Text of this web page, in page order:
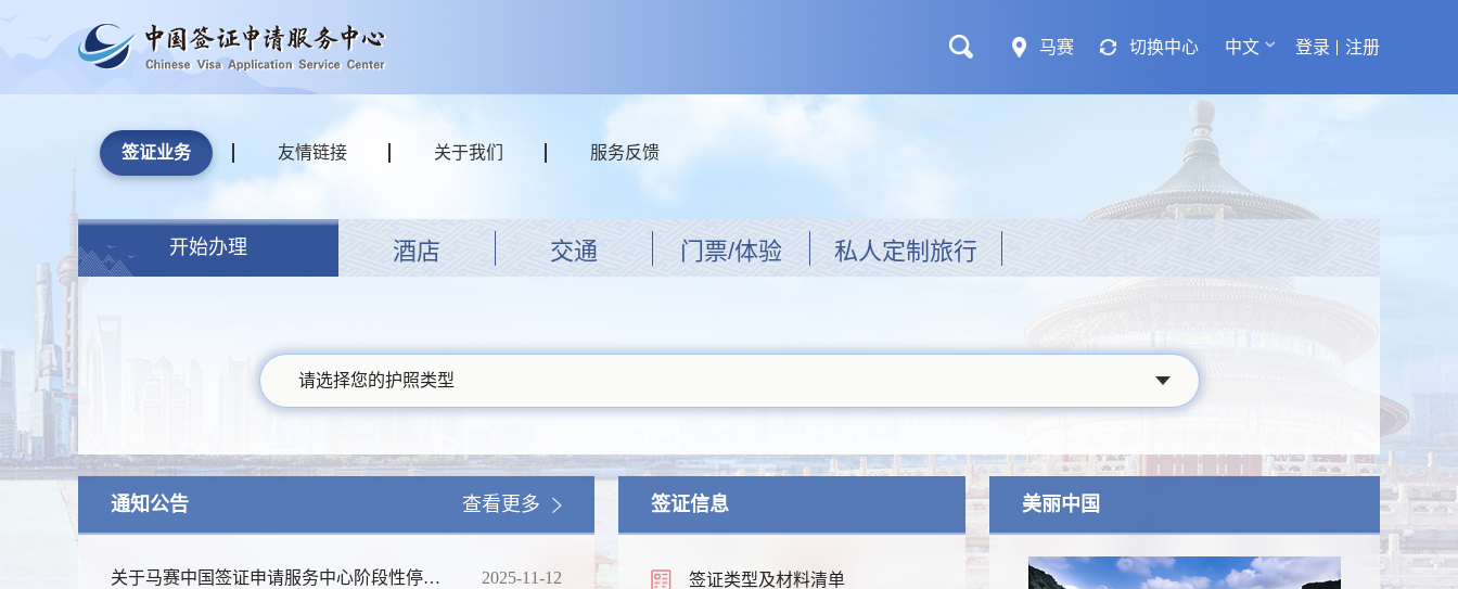
马赛 切换中心 中文 登录 注册
签证业务 友情链接 关于我们 服务反馈
开始办理 酒店 交通 门票/体验 私人定制旅行
请选择您的护照类型
通知公告 查看更多
关于马赛中国签证申请服务中心阶段性停止
2025-11-12
签证信息
签证类型及材料清单
美丽中国